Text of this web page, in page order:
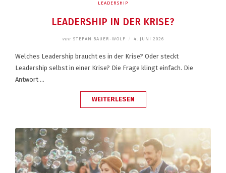
LEADERSHIP
LEADERSHIP IN DER KRISE?
von STEFAN BAUER-WOLF 4. JUNI 2026
Welches Leadership braucht es in der Krise? Oder steckt
Leadership selbst in einer Krise? Die Frage klingt einfach. Die
Antwort …
WEITERLESEN„LEADERSHIP